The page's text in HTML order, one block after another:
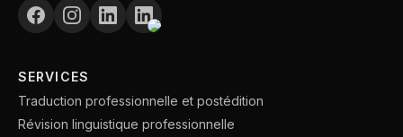
SERVICES
Traduction professionnelle et postédition
Révision linguistique professionnelle